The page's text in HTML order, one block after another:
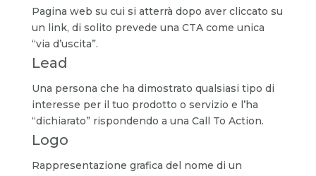
Pagina web su cui si atterrà dopo aver cliccato su
un link, di solito prevede una CTA come unica
“via d’uscita”.
Lead
Una persona che ha dimostrato qualsiasi tipo di
interesse per il tuo prodotto o servizio e l’ha
“dichiarato” rispondendo a una Call To Action.
Logo
Rappresentazione grafica del nome di un